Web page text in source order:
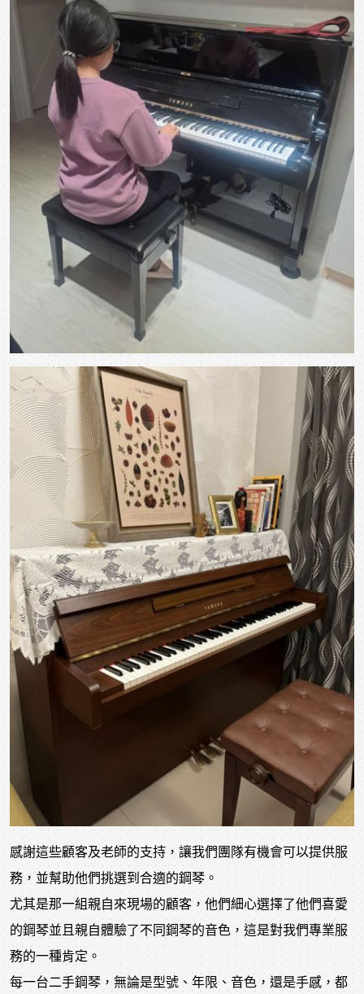
感謝這些顧客及老師的支持，讓我們團隊有機會可以提供服
務，並幫助他們挑選到合適的鋼琴。
尤其是那一組親自來現場的顧客，他們細心選擇了他們喜愛
的鋼琴並且親自體驗了不同鋼琴的音色，這是對我們專業服
務的一種肯定。
每一台二手鋼琴，無論是型號、年限、音色，還是手感，都